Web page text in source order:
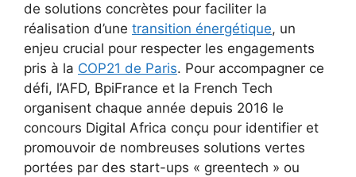
de solutions concrètes pour faciliter la
réalisation d’une transition énergétique, un
enjeu crucial pour respecter les engagements
pris à la COP21 de Paris. Pour accompagner ce
défi, l’AFD, BpiFrance et la French Tech
organisent chaque année depuis 2016 le
concours Digital Africa conçu pour identifier et
promouvoir de nombreuses solutions vertes
portées par des start-ups « greentech » ou